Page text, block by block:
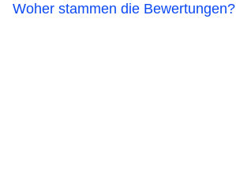
Woher stammen die Bewertungen?